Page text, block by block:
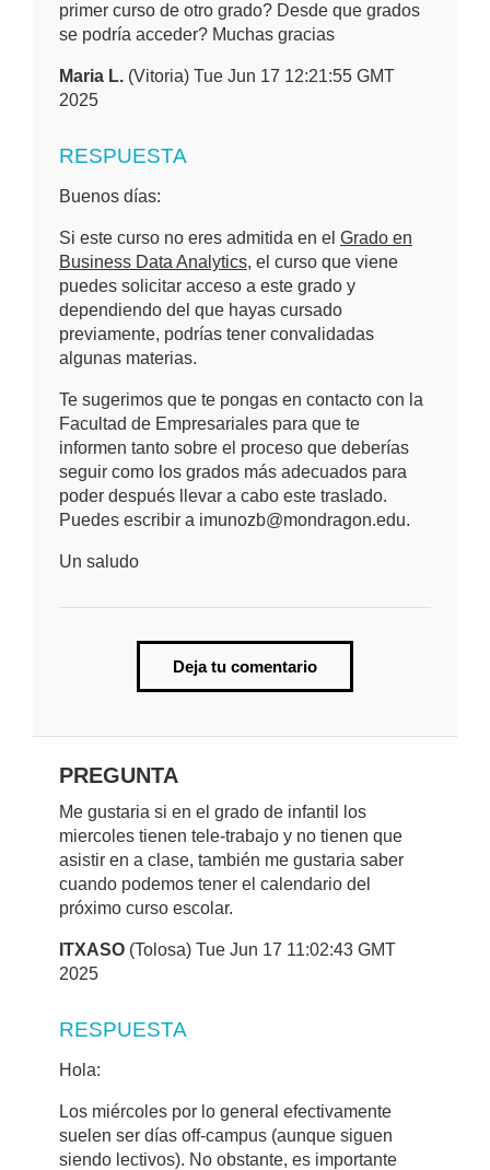
primer curso de otro grado? Desde que grados
se podría acceder? Muchas gracias
Maria L. (Vitoria) Tue Jun 17 12:21:55 GMT
2025
RESPUESTA
Buenos días:
Si este curso no eres admitida en el Grado en
Business Data Analytics, el curso que viene
puedes solicitar acceso a este grado y
dependiendo del que hayas cursado
previamente, podrías tener convalidadas
algunas materias.
Te sugerimos que te pongas en contacto con la
Facultad de Empresariales para que te
informen tanto sobre el proceso que deberías
seguir como los grados más adecuados para
poder después llevar a cabo este traslado.
Puedes escribir a imunozb@mondragon.edu.
Un saludo
Deja tu comentario
PREGUNTA
Me gustaria si en el grado de infantil los
miercoles tienen tele-trabajo y no tienen que
asistir en a clase, también me gustaria saber
cuando podemos tener el calendario del
próximo curso escolar.
ITXASO (Tolosa) Tue Jun 17 11:02:43 GMT
2025
RESPUESTA
Hola:
Los miércoles por lo general efectivamente
suelen ser días off-campus (aunque siguen
siendo lectivos). No obstante, es importante